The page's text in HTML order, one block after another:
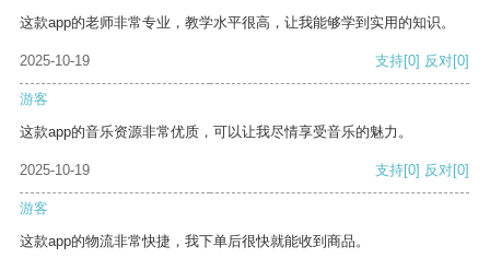
这款app的老师非常专业，教学水平很高，让我能够学到实用的知识。
2025-10-19 支持[0] 反对[0]
游客
这款app的音乐资源非常优质，可以让我尽情享受音乐的魅力。
2025-10-19 支持[0] 反对[0]
游客
这款app的物流非常快捷，我下单后很快就能收到商品。